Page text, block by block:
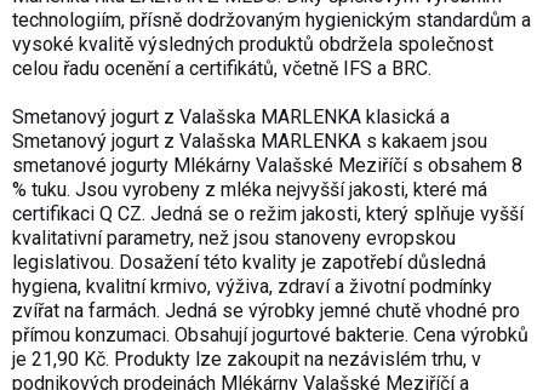
technologiím, přísně dodržovaným hygienickým standardům a
vysoké kvalitě výsledných produktů obdržela společnost
celou řadu ocenění a certifikátů, včetně IFS a BRC.
Smetanový jogurt z Valašska MARLENKA klasická a
Smetanový jogurt z Valašska MARLENKA s kakaem jsou
smetanové jogurty Mlékárny Valašské Meziříčí s obsahem 8
% tuku. Jsou vyrobeny z mléka nejvyšší jakosti, které má
certifikaci Q CZ. Jedná se o režim jakosti, který splňuje vyšší
kvalitativní parametry, než jsou stanoveny evropskou
legislativou. Dosažení této kvality je zapotřebí důsledná
hygiena, kvalitní krmivo, výživa, zdraví a životní podmínky
zvířat na farmách. Jedná se výrobky jemné chutě vhodné pro
přímou konzumaci. Obsahují jogurtové bakterie. Cena výrobků
je 21,90 Kč. Produkty lze zakoupit na nezávislém trhu, v
podnikových prodejnách Mlékárny Valašské Meziříčí a